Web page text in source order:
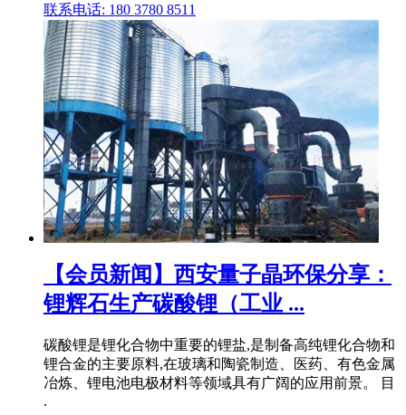
联系电话: 180 3780 8511
【会员新闻】西安量子晶环保分享：
锂辉石生产碳酸锂（工业 ...
碳酸锂是锂化合物中重要的锂盐,是制备高纯锂化合物和
锂合金的主要原料,在玻璃和陶瓷制造、医药、有色金属
冶炼、锂电池电极材料等领域具有广阔的应用前景。 目
.